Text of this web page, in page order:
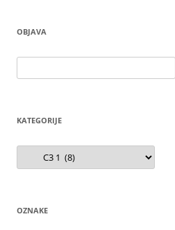
OBJAVA
KATEGORIJE
Kategorije
OZNAKE